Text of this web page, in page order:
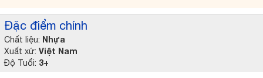
Đặc điểm chính
Chất liệu: Nhựa
Xuất xứ: Việt Nam
Độ Tuổi: 3+